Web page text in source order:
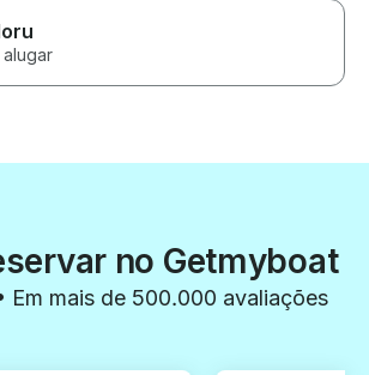
no Getmyboat
Em mais de 500.000 avaliações